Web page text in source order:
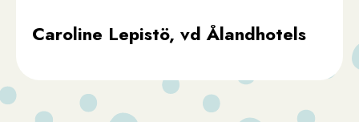
Caroline Lepistö, vd Ålandhotels